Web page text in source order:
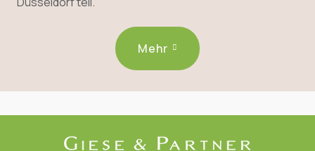
Mehr